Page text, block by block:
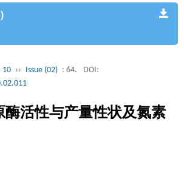
10 ›› Issue (02) : 64.
DOI:
酶活性与产量性状及氮素